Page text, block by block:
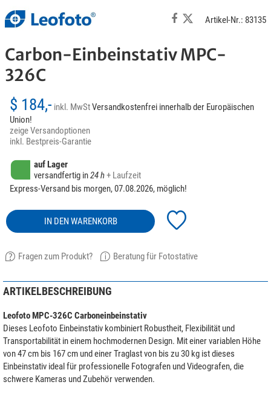
Artikel-Nr.: 83135
Carbon-Einbeinstativ MPC-
326C
$ 184,- inkl. MwStVersandkostenfrei innerhalb der Europäischen
Union!
zeige Versandoptionen
inkl. Bestpreis-Garantie
auf Lager
versandfertig in24 h+ Laufzeit
Express-Versand bis morgen, 07.08.2026, möglich!
IN DEN WARENKORB
Fragen zum Produkt? Beratung für Fotostative
ARTIKELBESCHREIBUNG
Leofoto MPC-326C Carboneinbeinstativ
Dieses Leofoto Einbeinstativ kombiniert Robustheit, Flexibilität und
Transportabilität in einem hochmodernen Design. Mit einer variablen Höhe
von 47 cm bis 167 cm und einer Traglast von bis zu 30 kg ist dieses
Einbeinstativ ideal für professionelle Fotografen und Videografen, die
schwere Kameras und Zubehör verwenden.